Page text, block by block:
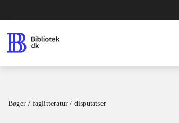
Bøger / faglitteratur / disputatser